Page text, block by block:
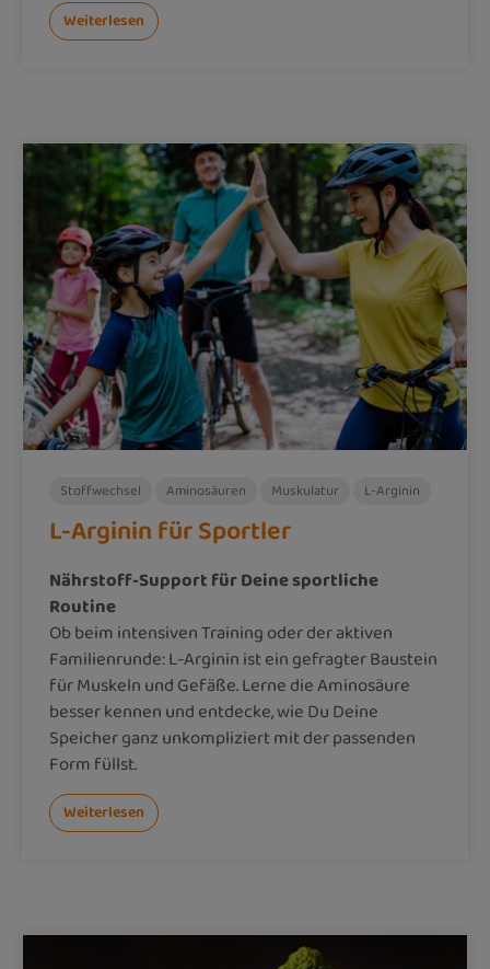
Weiterlesen
Stoffwechsel Aminosäuren Muskulatur L-Arginin
L-Arginin für Sportler
Nährstoff-Support für Deine sportliche
Routine
Ob beim intensiven Training oder der aktiven
Familienrunde: L-Arginin ist ein gefragter Baustein
für Muskeln und Gefäße. Lerne die Aminosäure
besser kennen und entdecke, wie Du Deine
Speicher ganz unkompliziert mit der passenden
Form füllst.
Weiterlesen